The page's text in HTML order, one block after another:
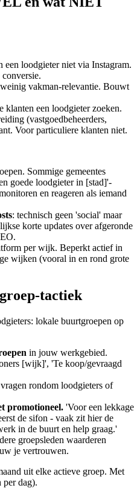
een loodgieter niet via Instagram.
vakman-relevantie. Bouwt
klanten een loodgieter zoeken.
(vastgoedbeheerders,
Voor particuliere klanten niet.
Sommige gemeentes
goede loodgieter in [stad]'-
en reageren als iemand
: technisch geen 'social' maar
korte updates over afgeronde
per wijk. Beperkt actief in
wijken (vooral in en rond grote
tactiek
lokale buurtgroepen op
in jouw werkgebied.
[wijk]', 'Te koop/gevraagd
rondom loodgieters of
promotioneel. 'Voor een lekkage
de sifon - vaak zit hier de
in de buurt en help graag.'
groepsleden waarderen
je vertrouwen.
uit elke actieve groep. Met
dag).